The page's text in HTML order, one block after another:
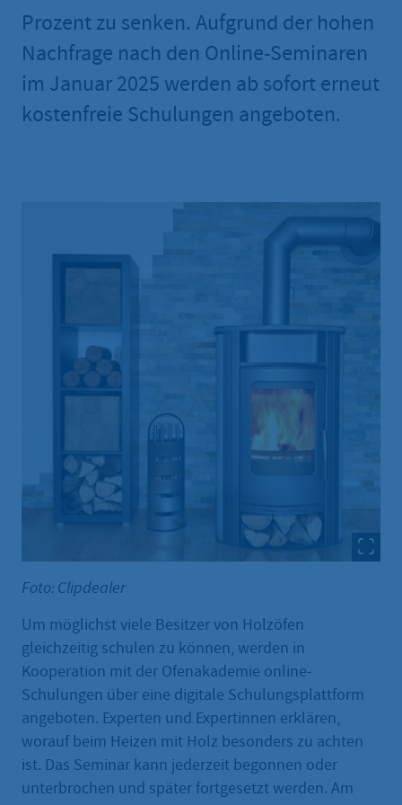
Prozent zu senken. Aufgrund der hohen
Nachfrage nach den Online-Seminaren
im Januar 2025 werden ab sofort erneut
kostenfreie Schulungen angeboten.
Foto: Clipdealer
Um möglichst viele Besitzer von Holzöfen
gleichzeitig schulen zu können, werden in
Kooperation mit der Ofenakademie online-
Schulungen über eine digitale Schulungsplattform
angeboten. Experten und Expertinnen erklären,
worauf beim Heizen mit Holz besonders zu achten
ist. Das Seminar kann jederzeit begonnen oder
unterbrochen und später fortgesetzt werden. Am